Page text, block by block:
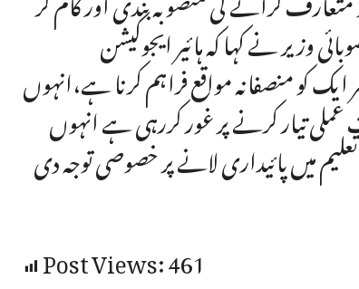
وزیر نے کہا کہ ہائیر ایجوکیشن
ایک کو منصفانہ مواقع فراہم کرنا ہے،انہوں
تیار کرنے پر غور کررہی ہے انہوں
میں پائیداری لانے پر خصوصی توجہ دی
Post Views:461